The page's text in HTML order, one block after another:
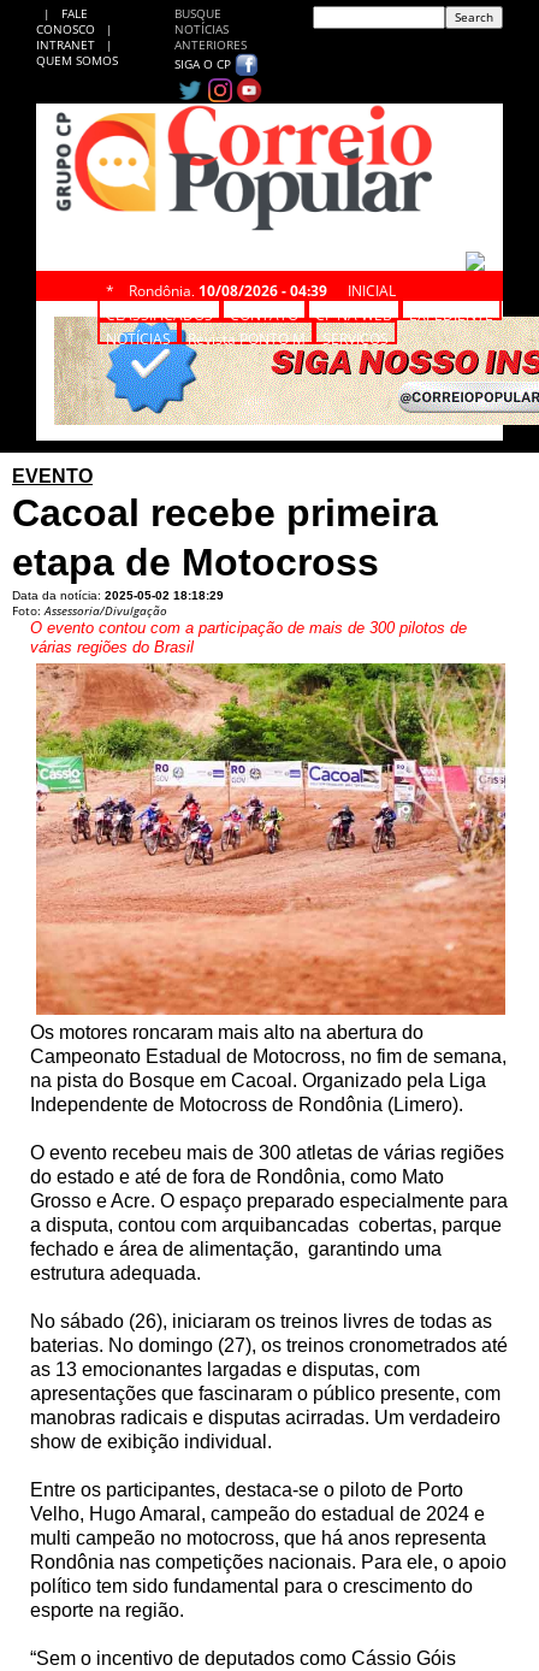
|
FALE
CONOSCO
|
INTRANET
|
QUEM SOMOS
BUSQUE
NOTÍCIAS
ANTERIORES
SIGA O CP
* Rondônia, 10/08/2026 - 04:39
INICIAL
CLASSIFICADOS
CONTATO CP NA WEB
EXPEDIENTE
NOTÍCIAS
Revista PONTO M SERVIÇOS
EVENTO
Cacoal recebe primeira
etapa de Motocross
Data da notícia: 2025-05-02 18:18:29
Foto:Assessoria/Divulgação
O evento contou com a participação de mais de 300 pilotos de
várias regiões do Brasil
Os motores roncaram mais alto na abertura do
Campeonato Estadual de Motocross, no fim de semana,
na pista do Bosque em Cacoal. Organizado pela Liga
Independente de Motocross de Rondônia (Limero).
O evento recebeu mais de 300 atletas de várias regiões
do estado e até de fora de Rondônia, como Mato
Grosso e Acre. O espaço preparado especialmente para
a disputa, contou com arquibancadas cobertas, parque
fechado e área de alimentação, garantindo uma
estrutura adequada.
No sábado (26), iniciaram os treinos livres de todas as
baterias. No domingo (27), os treinos cronometrados até
as 13 emocionantes largadas e disputas, com
apresentações que fascinaram o público presente, com
manobras radicais e disputas acirradas. Um verdadeiro
show de exibição individual.
Entre os participantes, destaca-se o piloto de Porto
Velho, Hugo Amaral, campeão do estadual de 2024 e
multi campeão no motocross, que há anos representa
Rondônia nas competições nacionais. Para ele, o apoio
político tem sido fundamental para o crescimento do
esporte na região.
“Sem o incentivo de deputados como Cássio Góis